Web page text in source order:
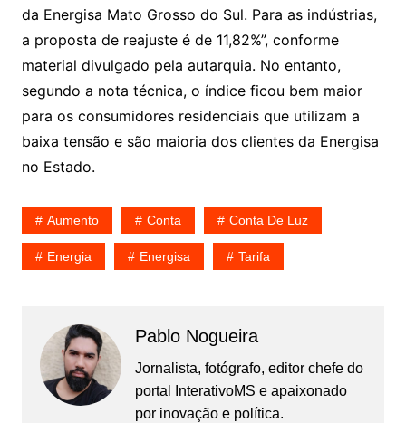
da Energisa Mato Grosso do Sul. Para as indústrias,
a proposta de reajuste é de 11,82%”, conforme
material divulgado pela autarquia. No entanto,
segundo a nota técnica, o índice ficou bem maior
para os consumidores residenciais que utilizam a
baixa tensão e são maioria dos clientes da Energisa
no Estado.
Aumento Conta Conta De Luz
Energia Energisa Tarifa
Pablo Nogueira
Jornalista, fotógrafo, editor chefe do
portal InterativoMS e apaixonado
por inovação e política.